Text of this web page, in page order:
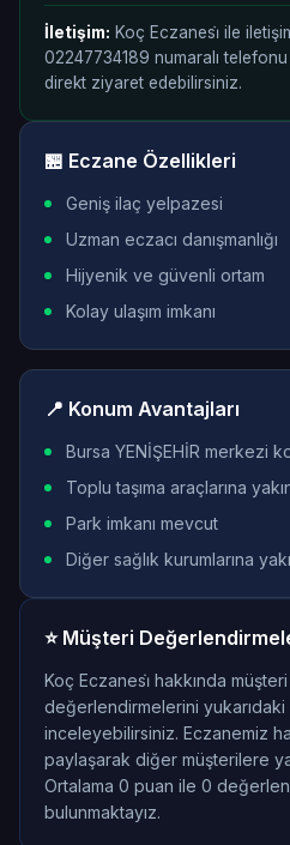
İletişim: Koç Eczanesi̇ ile
02247734189 numaralı
direkt ziyaret edebilirsiniz.
🏪 Eczane Özellikleri
Geniş ilaç yelpazesi
Uzman eczacı danışmanlığı
Hijyenik ve güvenli ortam
Kolay ulaşım imkanı
📍 Konum Avantajları
Bursa YENİŞEHİR merkezi
Toplu taşıma araçlarına
Park imkanı mevcut
Diğer sağlık kurumlarına
⭐ Müşteri
Koç Eczanesi̇ hakkında
değerlendirmelerini
inceleyebilirsiniz. Eczanemiz
paylaşarak diğer müşterilere
Ortalama 0 puan ile 0
bulunmaktayız.